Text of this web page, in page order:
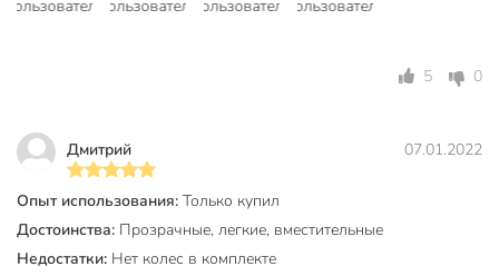
5 0
Дмитрий 07.01.2022
Опыт использования: Только купил
Достоинства: Прозрачные, легкие, вместительные
Недостатки: Нет колес в комплекте